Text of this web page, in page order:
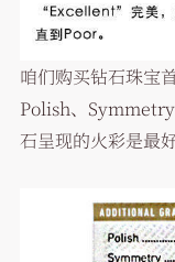
咱们购买钻石珠宝
Polish、
石呈现的火彩是最好